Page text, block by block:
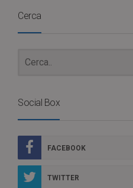
Cerca
Social Box
FACEBOOK
TWITTER